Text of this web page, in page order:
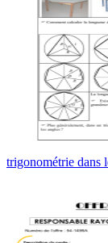
trigonométrie dans